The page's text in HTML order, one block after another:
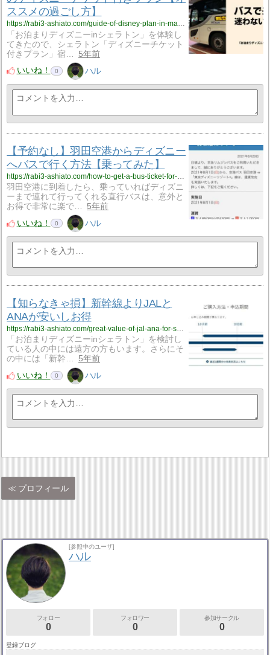
ススメの過ごし方】
https://rabi3-ashiato.com/guide-of-disney-plan-in-maihama-sheraton/
「お泊まりディズニーinシェラトン」を体験し
てきたので、シェラトン「ディズニーチケット
付きプラン」宿…
5年前
いいね！
0 ハル
【予約なし】羽田空港からディズニー
へバスで行く方法【乗ってみた】
羽田空港に到着したら、乗っていればディズニ
ーまで連れて行ってくれる直行バスは、意外と
お得で非常に楽で…
5年前
いいね！
0 ハル
【知らなきゃ損】新幹線よりJALと
ANAが安いしお得
「お泊まりディズニーinシェラトン」を検討し
ている人の中には遠方の方もいます。さらにそ
の中には「新幹…
5年前
いいね！
0 ハル
プロフィール
[参照中のユーザ]
ハル
フォロー
0
フォロワー
0
参加サークル
0
登録ブログ